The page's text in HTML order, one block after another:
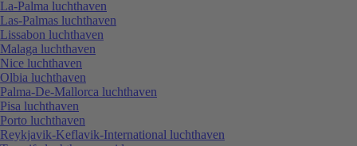
La-Palma luchthaven
Las-Palmas luchthaven
Lissabon luchthaven
Malaga luchthaven
Nice luchthaven
Olbia luchthaven
Palma-De-Mallorca luchthaven
Pisa luchthaven
Porto luchthaven
Reykjavik-Keflavik-International luchthaven